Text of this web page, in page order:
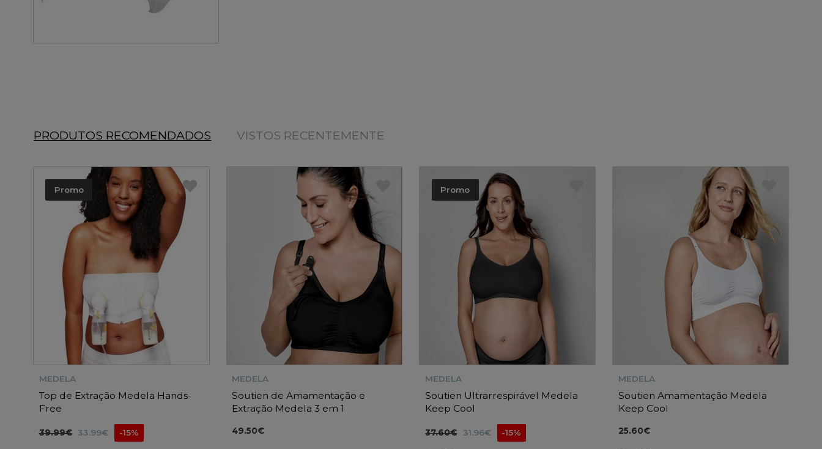
PRODUTOS RECOMENDADOS VISTOS RECENTEMENTE
Promo
MEDELA
Top de Extração Medela Hands-
Free
39.99€ 33.99€ -15%
MEDELA
Soutien de Amamentação e
Extração Medela 3 em 1
49.50€
Promo
MEDELA
Soutien Ultrarrespirável Medela
Keep Cool
37.60€ 31.96€ -15%
MEDELA
Soutien Amamentação Medela
Keep Cool
25.60€